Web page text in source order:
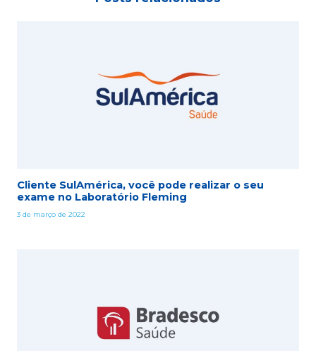
Cliente SulAmérica, você pode realizar o seu
exame no Laboratório Fleming
3 de março de 2022